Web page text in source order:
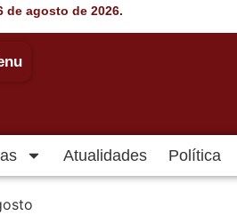
de agosto de 2026.
Atualidades Política